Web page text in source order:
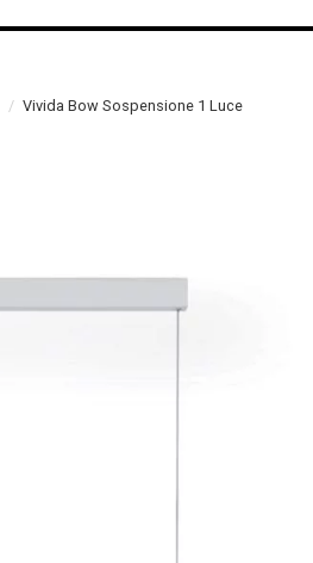
Vivida Bow Sospensione 1 Luce